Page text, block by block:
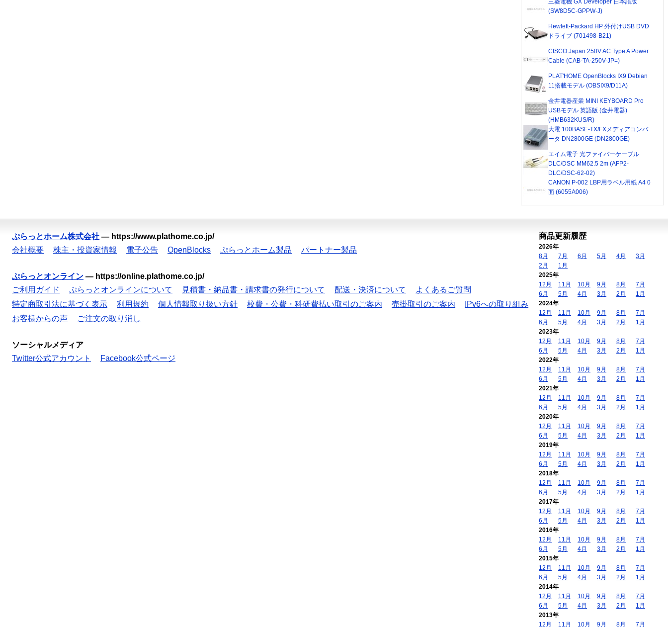
三菱電機 GX Developer 日本語版
(SW8D5C-GPPW-J)
Hewlett-Packard HP 外付けUSB DVD
ドライブ (701498-B21)
CISCO Japan 250V AC Type A Power
Cable (CAB-TA-250V-JP=)
PLAT'HOME OpenBlocks IX9 Debian
11搭載モデル (OBSIX9/D11A)
金井電器産業 MINI KEYBOARD Pro
USBモデル 英語版 (金井電器)
(HMB632KUS/R)
大電 100BASE-TX/FXメディアコンバ
ータ DN2800GE (DN2800GE)
エイム電子 光ファイバーケーブル
DLC/DSC MM62.5 2m (AFP2-
DLC/DSC-62-02)
CANON P-002 LBP用ラベル用紙 A4 0
面 (6055A006)
ぷらっとホーム株式会社 — https://www.plathome.co.jp/
会社概要
株主・投資家情報 電子公告 OpenBlocks ぷらっとホーム製品 パートナー製品
ぷらっとオンライン — https://online.plathome.co.jp/
ご利用ガイド
ぷらっとオンラインについて 見積書・納品書・請求書の発行について 配送・決済について
よくあるご質問
特定商取引法に基づく表示
利用規約 個人情報取り扱い方針 校費・公費・科研費払い取引のご案内 売掛取引のご案内
IPv6への取り組み
お客様からの声
ご注文の取り消し
ソーシャルメディア
Twitter公式アカウント
Facebook公式ページ
商品更新履歴
2026年
8月
7月 6月 5月 4月
3月
2月
1月
2025年
12月
11月 10月 9月 8月
7月
6月
5月 4月 3月 2月
1月
2024年
12月
11月 10月 9月 8月
7月
6月
5月 4月 3月 2月
1月
2023年
12月
11月 10月 9月 8月
7月
6月
5月 4月 3月 2月
1月
2022年
12月
11月 10月 9月 8月
7月
6月
5月 4月 3月 2月
1月
2021年
12月
11月 10月 9月 8月
7月
6月
5月 4月 3月 2月
1月
2020年
12月
11月 10月 9月 8月
7月
6月
5月 4月 3月 2月
1月
2019年
12月
11月 10月 9月 8月
7月
6月
5月 4月 3月 2月
1月
2018年
12月
11月 10月 9月 8月
7月
6月
5月 4月 3月 2月
1月
2017年
12月
11月 10月 9月 8月
7月
6月
5月 4月 3月 2月
1月
2016年
12月
11月 10月 9月 8月
7月
6月
5月 4月 3月 2月
1月
2015年
12月
11月 10月 9月 8月
7月
6月
5月 4月 3月 2月
1月
2014年
12月
11月 10月 9月 8月
7月
6月
5月 4月 3月 2月
1月
2013年
12月
11月 10月 9月 8月 7月